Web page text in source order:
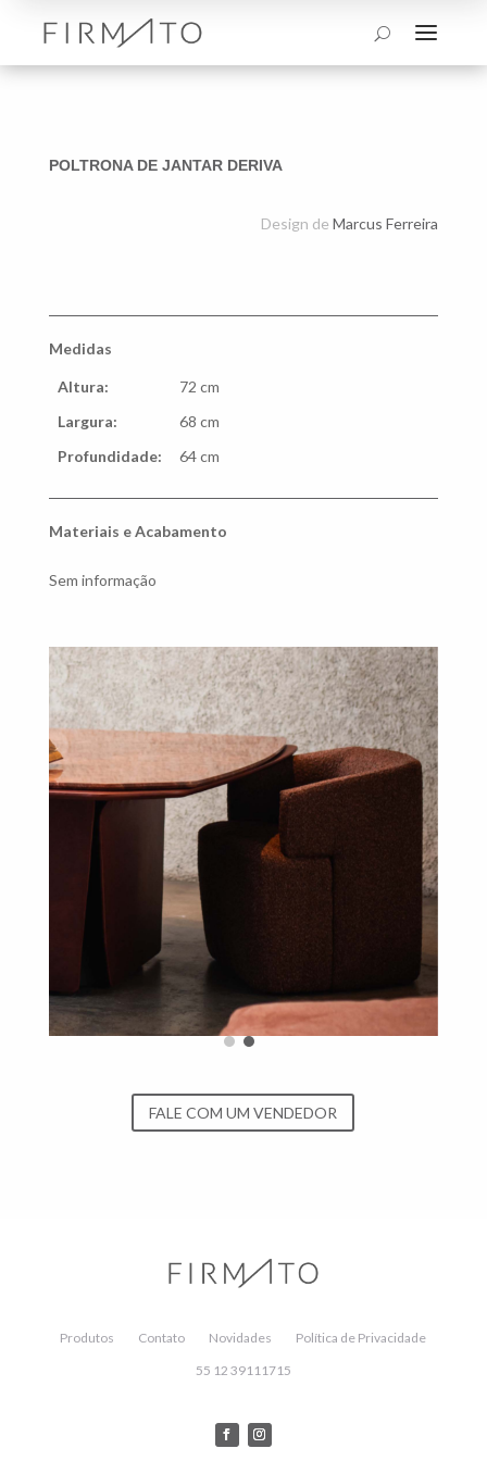
U a
POLTRONA DE JANTAR DERIVA
Design deMarcus Ferreira
Medidas
Altura:
72 cm
Largura:
68 cm
Profundidade:
64 cm
Materiais e Acabamento
Sem informação
FALE COM UM VENDEDOR
Produtos Contato Novidades
Política de Privacidade
55 12 39111715